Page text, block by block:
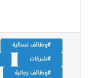
#وظائف نسائية
#شركات
#وظائف رجالية